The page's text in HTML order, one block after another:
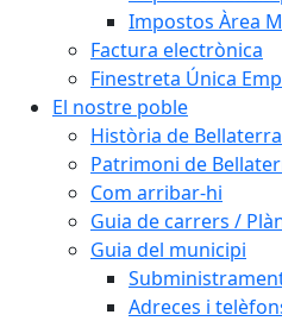
Impostos Àrea
Factura electrònica
Finestreta Única
El nostre poble
Història de Bellaterra
Patrimoni de
Com arribar-hi
Guia de carrers /
Guia del municipi
Adreces i